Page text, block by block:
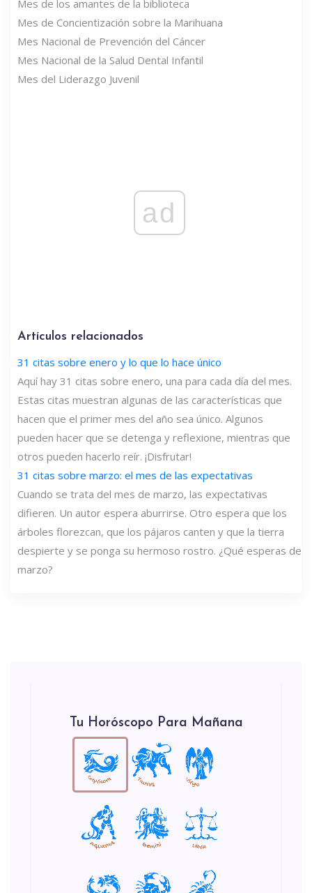
Mes de los amantes de la biblioteca
Mes de Concientización sobre la Marihuana
Mes Nacional de Prevención del Cáncer
Mes Nacional de la Salud Dental Infantil
Mes del Liderazgo Juvenil
ad
Artículos relacionados
31 citas sobre enero y lo que lo hace único
Aquí hay 31 citas sobre enero, una para cada día del mes.
Estas citas muestran algunas de las características que
hacen que el primer mes del año sea único. Algunos
pueden hacer que se detenga y reflexione, mientras que
otros pueden hacerlo reír. ¡Disfrutar!
31 citas sobre marzo: el mes de las expectativas
Cuando se trata del mes de marzo, las expectativas
difieren. Un autor espera aburrirse. Otro espera que los
árboles florezcan, que los pájaros canten y que la tierra
despierte y se ponga su hermoso rostro. ¿Qué esperas de
marzo?
Tu Horóscopo Para Mañana